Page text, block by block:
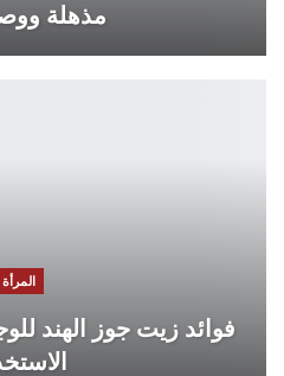
مذهلة
المرأة
فوائد زيت جوز الهند